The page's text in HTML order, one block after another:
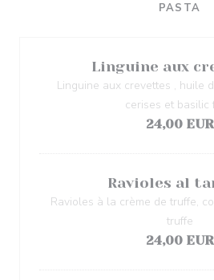
PASTA
Linguine aux
Linguine aux crevettes , huile
cerises et basilic
24,00 EUR
Ravioles al
Ravioles à la crème de truffe,
truffe
24,00 EUR